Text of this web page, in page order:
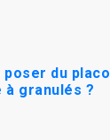
du placo
à granulés ?